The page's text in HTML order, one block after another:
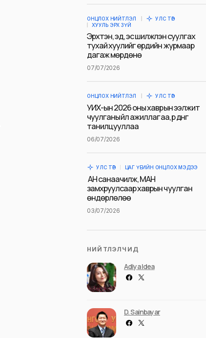
ОНЦЛОХ НИЙТЛЭЛ
УЛС ТӨР
ХУУЛЬ ЭРХ ЗҮЙ
Эрхтэн, эд, эс шилжүүлэн суулгах
тухай хуулийг ердийн журмаар
дагаж мөрдөнө
07/07/2026
ОНЦЛОХ НИЙТЛЭЛ УЛС ТӨР
УИХ-ын 2026 оны хаврын ээлжит
чуулганы үйл ажиллагаа, үр дүнг
танилцууллаа
06/07/2026
УЛС ТӨР ЦАГ ҮЕИЙН ОНЦЛОХ МЭДЭЭ
АН санаачилж, МАН
замхруулсаар хаврын чуулган
өндөрлөлөө
03/07/2026
НИЙТЛЭЛЧИД
Adiya Idea
D. Sainbayar